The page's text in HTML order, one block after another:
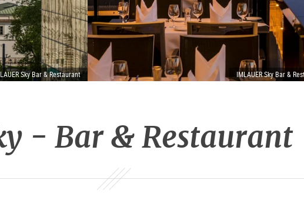
Sky Bar & Restaurant IMLAUER Sky Bar &
- Bar & Restaurant